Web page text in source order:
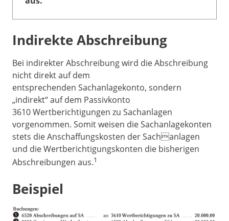
Indirekte Abschreibung
Bei indirekter Abschreibung wird die Abschreibung
nicht direkt auf dem
entsprechenden Sachanlagekonto, sondern
„indirekt“ auf dem Passivkonto
3610 Wertberichtigungen zu Sachanlagen
vorgenommen. Somit weisen die Sachanlagekonten
stets die Anschaffungskosten der Sachanlagen
und die Wertberichtigungskonten die bisherigen
Abschreibungen aus.1
Beispiel